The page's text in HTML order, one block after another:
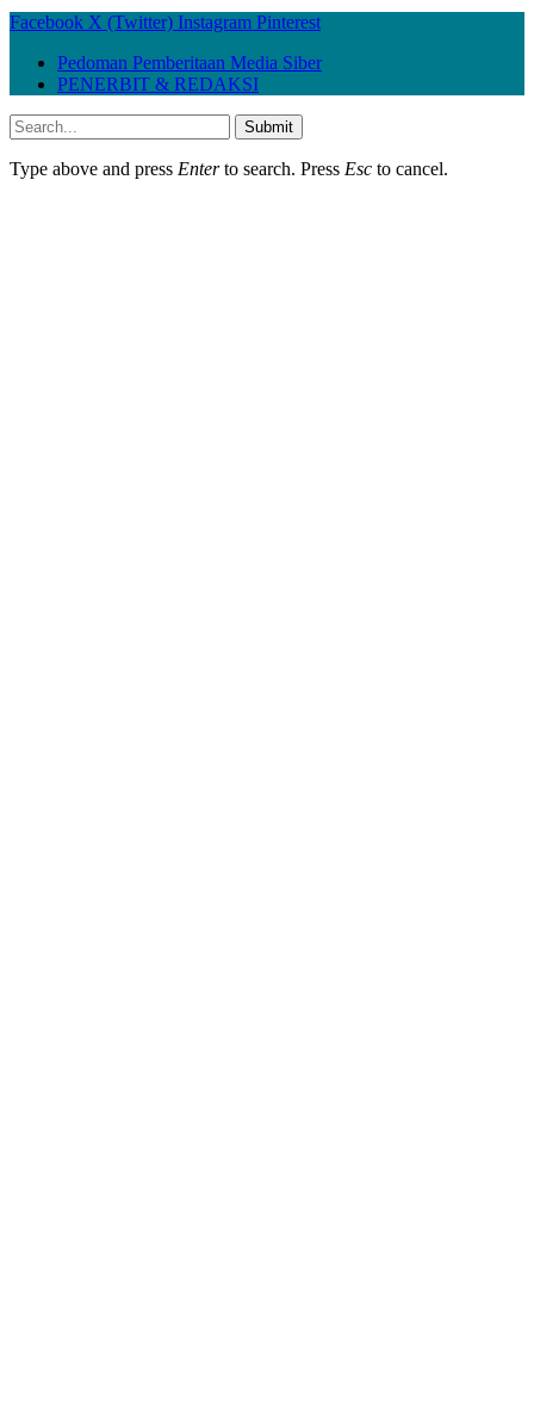
Facebook X (Twitter) Instagram Pinterest
Pedoman Pemberitaan Media Siber
PENERBIT & REDAKSI
Submit
Type above and press Enterto search. Press Esc to cancel.